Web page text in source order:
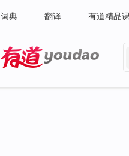
词典 翻译 有道精品